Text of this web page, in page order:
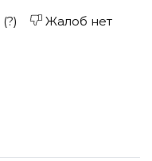
(?) Жалоб нет